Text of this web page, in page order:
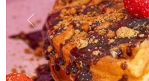
Previous